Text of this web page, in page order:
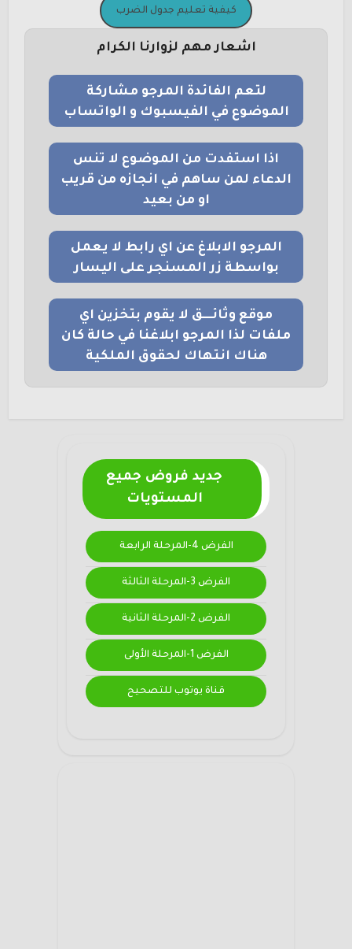
كيفية تعليم جدول الضرب
اشعار مهم لزوارنا الكرام
لتعم الفائدة المرجو مشاركة
الموضوع في الفيسبوك و الواتساب
اذا استفدت من الموضوع لا تنس
الدعاء لمن ساهم في انجازه من قريب
او من بعيد
المرجو الابلاغ عن اي رابط لا يعمل
بواسطة زر المسنجر على اليسار
موقع وثائــــق لا يقوم بتخزين اي
ملفات لذا المرجو ابلاغنا في حالة كان
هناك انتهاك لحقوق الملكية
جديد فروض جميع
المستويات
الفرض 4-المرحلة الرابعة
الفرض 3-المرحلة الثالثة
الفرض 2-المرحلة الثانية
الفرض 1-المرحلة الأولى
قناة يوتوب للتصحيح